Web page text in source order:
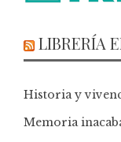
LIBRERÍA
Historia y
Memoria